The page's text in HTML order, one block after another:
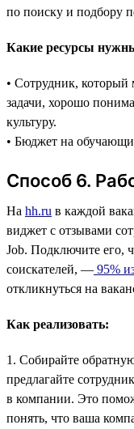
по поиску и подбору
Какие ресурсы
• Сотрудник, который
задачи, хорошо
культуру.
• Бюджет на
Способ 6.
На hh.ru в каждой
виджет с отзывами
Job. Подключите его,
соискателей, — 95%
откликнуться на
Как реализовать:
1. Собирайте
предлагайте
в компании. Это
понять, что ваша